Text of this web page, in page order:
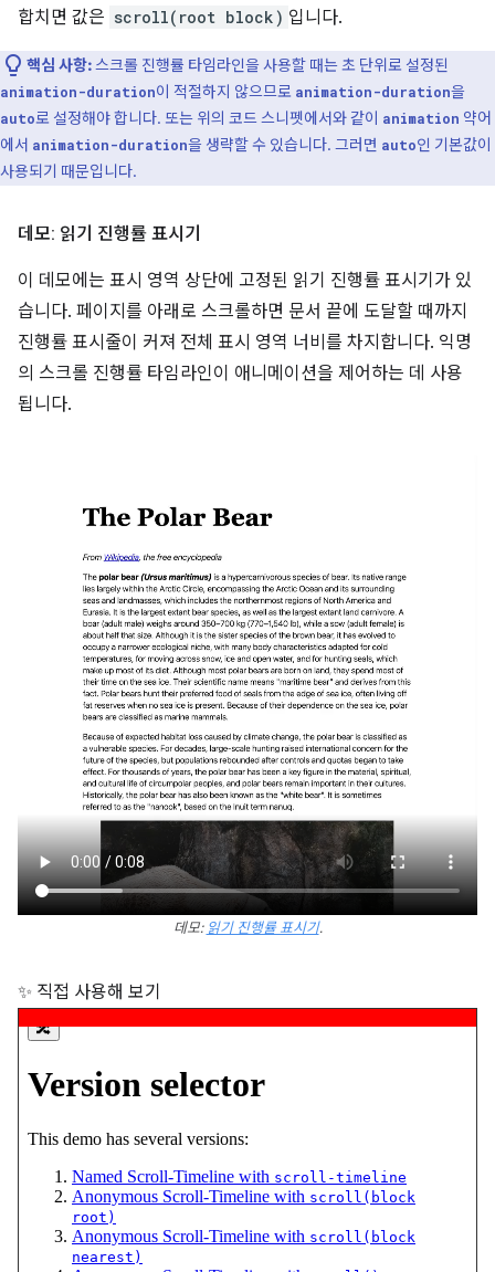
합치면 값은 scroll(root block) 입니다.
핵심 사항:스크롤 진행률 타임라인을 사용할 때는 초 단위로 설정된
animation-duration이 적절하지 않으므로 animation-duration을
auto로 설정해야 합니다. 또는 위의 코드 스니펫에서와 같이 animation 약어
에서 animation-duration을 생략할 수 있습니다. 그러면 auto인 기본값이
사용되기 때문입니다.
데모: 읽기 진행률 표시기
이 데모에는 표시 영역 상단에 고정된 읽기 진행률 표시기가 있
습니다. 페이지를 아래로 스크롤하면 문서 끝에 도달할 때까지
진행률 표시줄이 커져 전체 표시 영역 너비를 차지합니다. 익명
의 스크롤 진행률 타임라인이 애니메이션을 제어하는 데 사용
됩니다.
데모: 읽기 진행률 표시기.
✨ 직접 사용해 보기